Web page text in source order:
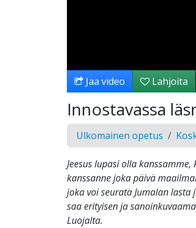
Jaa video Lahjoita
Innostavassa
Ulkomainen opetus
Jeesus lupasi olla
kanssanne joka päivä
joka voi seurata Jumalan
saa erityisen ja
Luojalta.